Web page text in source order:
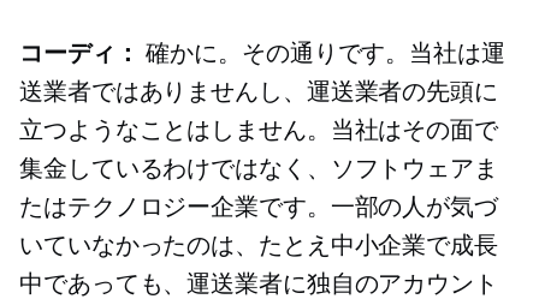
コーディ： 確かに。その通りです。当社は運
送業者ではありませんし、運送業者の先頭に
立つようなことはしません。当社はその面で
集金しているわけではなく、ソフトウェアま
たはテクノロジー企業です。一部の人が気づ
いていなかったのは、たとえ中小企業で成長
中であっても、運送業者に独自のアカウント